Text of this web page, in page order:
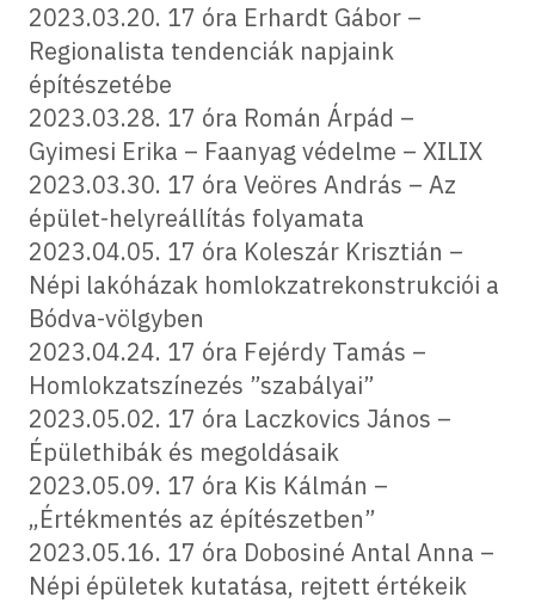
2023.03.20. 17 óra Erhardt Gábor –
Regionalista tendenciák napjaink
építészetébe
2023.03.28. 17 óra Román Árpád –
Gyimesi Erika – Faanyag védelme – XILIX
2023.03.30. 17 óra Veöres András – Az
épület-helyreállítás folyamata
2023.04.05. 17 óra Koleszár Krisztián –
Népi lakóházak homlokzatrekonstrukciói a
Bódva-völgyben
2023.04.24. 17 óra Fejérdy Tamás –
Homlokzatszínezés ”szabályai”
2023.05.02. 17 óra Laczkovics János –
Épülethibák és megoldásaik
2023.05.09. 17 óra Kis Kálmán –
„Értékmentés az építészetben”
2023.05.16. 17 óra Dobosiné Antal Anna –
Népi épületek kutatása, rejtett értékeik